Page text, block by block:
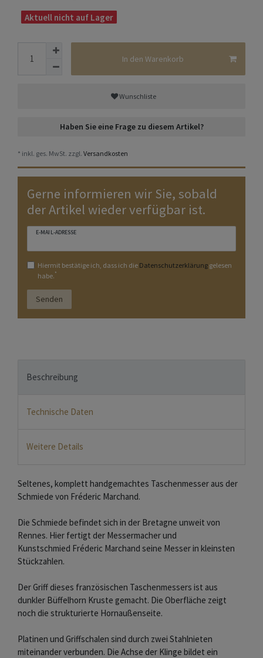
Aktuell nicht auf Lager
In den Warenkorb
Wunschliste
Haben Sie eine Frage zu diesem Artikel?
* inkl. ges. MwSt. zzgl. Versandkosten
Gerne informieren wir Sie, sobald
der Artikel wieder verfügbar ist.
E-MAIL-ADRESSE
Hiermit bestätige ich, dass ich die Daten­schutz­erklärunggelesen
habe.*
Senden
Beschreibung
Technische Daten
Weitere Details
Seltenes, komplett handgemachtes Taschenmesser aus der
Schmiede von Fréderic Marchand.
Die Schmiede befindet sich in der Bretagne unweit von
Rennes. Hier fertigt der Messermacher und
Kunstschmied Fréderic Marchand seine Messer in kleinsten
Stückzahlen.
Der Griff dieses französischen Taschenmessers ist aus
dunkler Büffelhorn Kruste gemacht. Die Oberfläche zeigt
noch die strukturierte Hornaußenseite.
Platinen und Griffschalen sind durch zwei Stahlnieten
miteinander verbunden. Die Achse der Klinge bildet ein